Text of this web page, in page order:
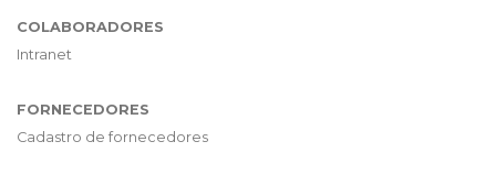
COLABORADORES
Intranet
FORNECEDORES
Cadastro de fornecedores